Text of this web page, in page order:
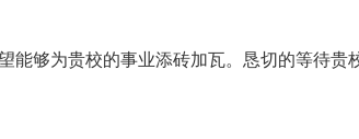
能够为贵校的事业添砖加瓦。恳切的等待贵